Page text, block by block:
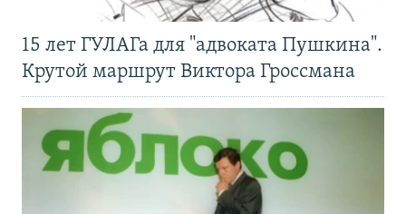
15 лет ГУЛАГа для "адвоката Пушкина".
Крутой маршрут Виктора Гроссмана